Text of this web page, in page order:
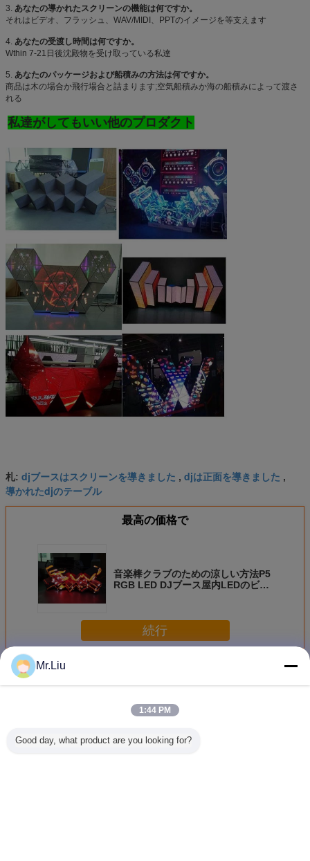
3. あなたの導かれたスクリーンの機能は何ですか。
それはビデオ、フラッシュ、WAV/MIDI、PPTのイメージを等支えます
4. あなたの受渡し時間は何ですか。
Wthin 7-21日後沈殿物を受け取っている私達
5. あなたのパッケージおよび船積みの方法は何ですか。
商品は木の場合か飛行場合と詰まります;空気船積みか海の船積みによって渡さ
れる
私達がしてもいい他のプロダクト
札: djブースはスクリーンを導きました , djは正面を導きました ,
導かれたdjのテーブル
最高の価格で
音楽棒クラブのための涼しい方法P5
RGB LED DJブース屋内LEDのビデ
続行
多く LED DJブース
棒クラブのための
SMD屋内フル カ
Mr.Liu
1:44 PM
Good day, what product are you looking for?